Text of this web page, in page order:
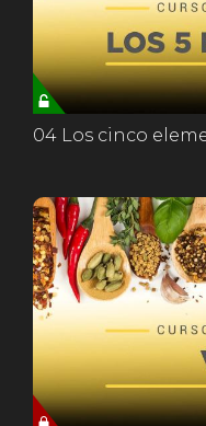
04 Los cinco